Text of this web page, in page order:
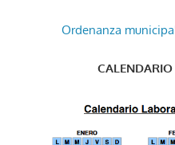
Ordenanza